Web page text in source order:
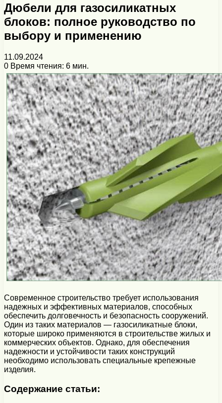
Дюбели для газосиликатных
блоков: полное руководство по
выбору и применению
11.09.2024
0 Время чтения: 6 мин.
Современное строительство требует использования
надежных и эффективных материалов, способных
обеспечить долговечность и безопасность сооружений.
Один из таких материалов — газосиликатные блоки,
которые широко применяются в строительстве жилых и
коммерческих объектов. Однако, для обеспечения
надежности и устойчивости таких конструкций
необходимо использовать специальные крепежные
изделия.
Содержание статьи: